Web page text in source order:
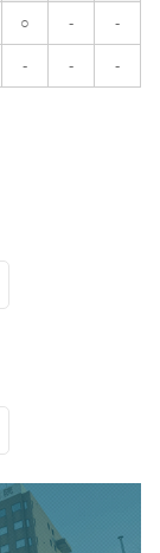
○ - -
- - -